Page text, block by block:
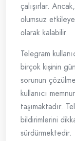
çalışırlar.
olumsuz
olarak kalabilir.
Telegram
birçok kişinin
sorunun
kullanıcı
taşımaktadır.
bildirimlerini
sürdürmektedir.